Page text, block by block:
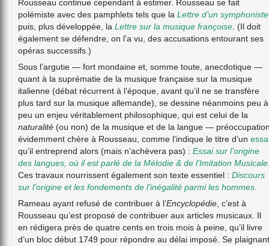
Rousseau continue cependant à estimer. Rousseau se fait
polémiste avec des pamphlets tels que la Lettre d’un symphoniste
puis, plus développée, la Lettre sur la musique françoise . (Il doit
également se défendre, on l’a vu, des accusations entourant ses
opéras successifs.)
Sous l’argutie — fort mondaine et, somme toute, anecdotique —
quant à la suprématie de la musique française sur la musique
italienne (débat récurrent à l’époque, avant qu’il ne se transfère
plus tard sur la musique allemande), se dessine néanmoins peu à
peu un enjeu véritablement philosophique, qui est celui de la
naturalité (ou non) de la musique et de la langue —
évidemment chère à Rousseau, comme l’indique le titre d’un
qu’il entreprend alors (mais n’achèvera pas) : Essai sur l’origine
des langues, où il est parlé de la Mélodie & de l’Imitation Musicale
Ces travaux nourrissent également son texte essentiel : Discours
sur l’origine et les fondements de l’inégalité parmi les hommes
Rameau ayant refusé de contribuer à l’Encyclopédie , c’est à
Rousseau qu’est proposé de contribuer aux articles musicaux. Il
en rédigera près de quatre cents en trois mois à peine, qu’il livre
d’un bloc début 1749 pour répondre au délai imposé. Se plaignant